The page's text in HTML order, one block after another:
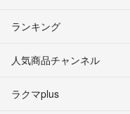
ランキング
人気商品チャンネル
ラクマplus